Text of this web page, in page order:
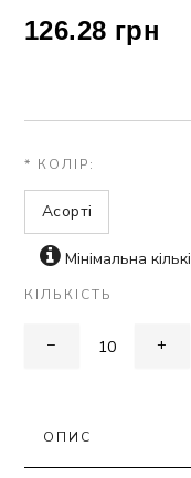
126.28 грн
* КОЛІР:
Асорті
Мінімальна
КІЛЬКІСТЬ
− +
ОПИС